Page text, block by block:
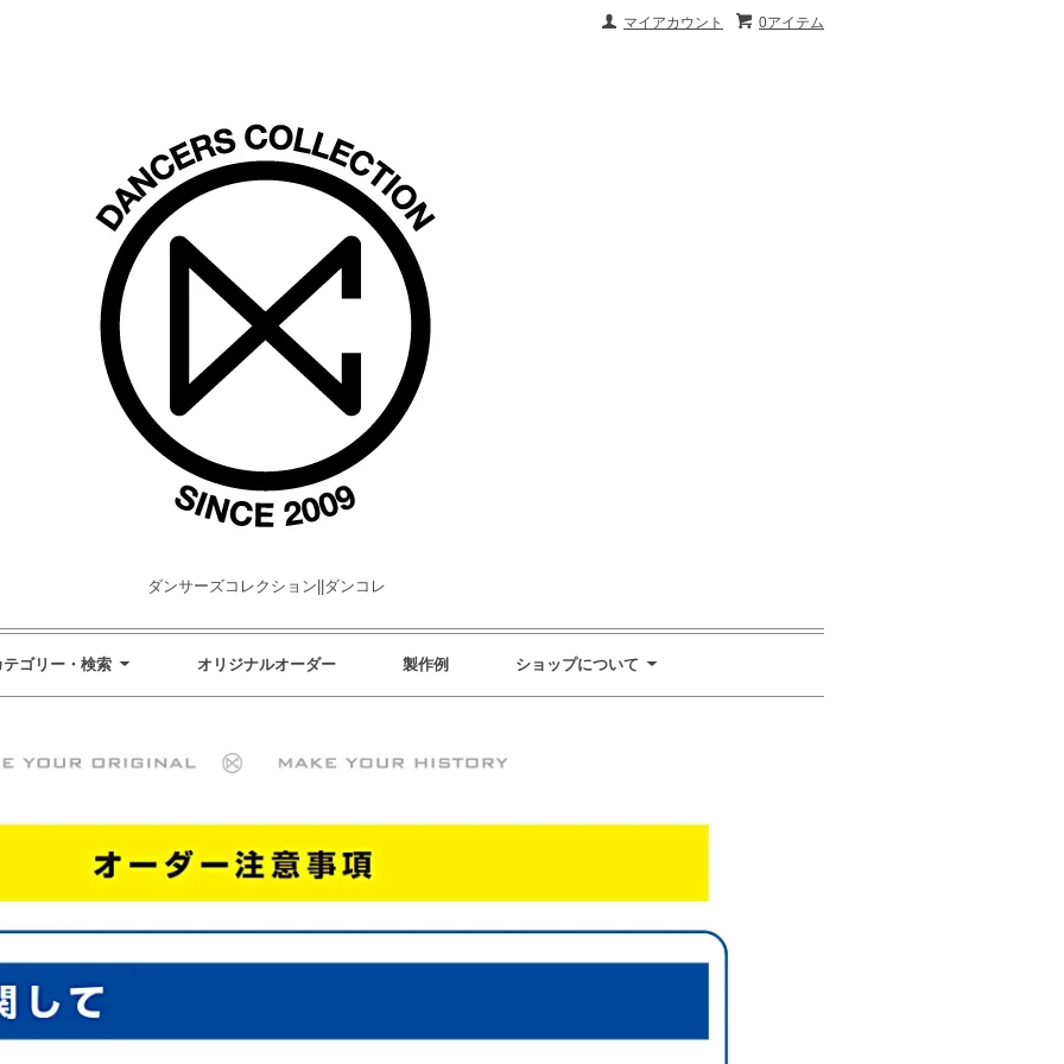
0アイテム
マイアカウント
ダンサーズコレクション||ダンコレ
テゴリー・検索 オリジナルオーダー 製作例 ショップについて